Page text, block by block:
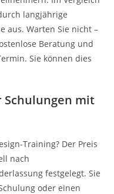
langjährige
aus. Warten Sie nicht –
Beratung und
Sie können dies
Schulungen mit
Training? Der Preis
nach
festgelegt. Sie
oder einen